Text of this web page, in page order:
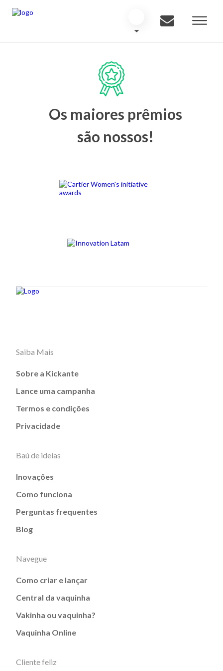
Os maiores prêmios
são nossos!
Saiba Mais
Sobre a Kickante
Lance uma campanha
Termos e condições
Privacidade
Baú de ideias
Inovações
Como funciona
Perguntas frequentes
Blog
Navegue
Como criar e lançar
Central da vaquinha
Vakinha ou vaquinha?
Vaquinha Online
Cliente feliz